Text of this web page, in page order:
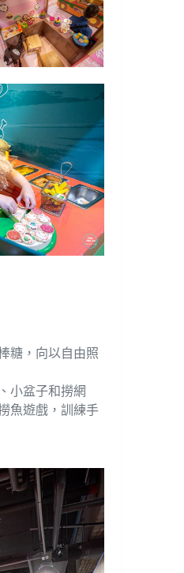
糖，向以自由照
小盆子和撈網
魚遊戲，訓練手